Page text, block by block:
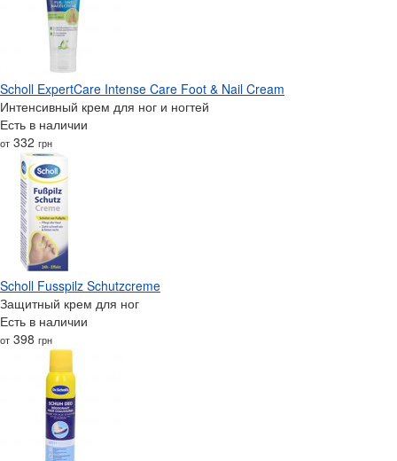
Scholl ExpertCare Intense Care Foot & Nail Cream
Интенсивный крем для ног и ногтей
Есть в наличии
от 332 грн
Scholl Fusspilz Schutzcreme
Защитный крем для ног
Есть в наличии
от 398 грн